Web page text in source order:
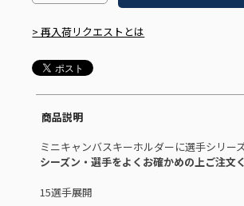
> 再入荷リクエストとは
商品説明
ミニキャンバスキーホルダーに選手シリー
シーズン・選手をよくお確かめの上ご注文く
15選手展開